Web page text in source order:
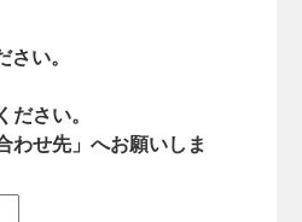
い。
さい。
わせ先」へお願いしま